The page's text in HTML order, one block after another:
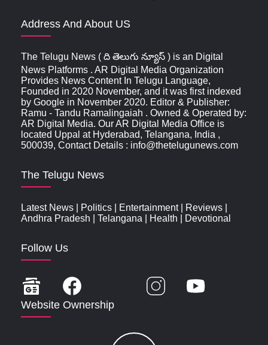
Address And About US
The Telugu News ( ది తెలుగు న్యూస్‌ ) is an Digital
News Platforms . AR Digital Media Organization
Provides News Content In Telugu Language,
Founded in 2020 November, and it was first indexed
by Google in November 2020. Editor & Publisher:
Ramu - Tandu Ramalingaiah . Owned & Operated by:
AR Digital Media. Our AR Digital Media Office is
located Uppal at Hyderabad, Telangana, India ,
500039, Contact Details : info@thetelugunews.com
The Telugu News
Latest News Politics Entertainment| Reviews
Andhra Pradesh
Telangana Health Devotional
Follow Us
Website Ownership